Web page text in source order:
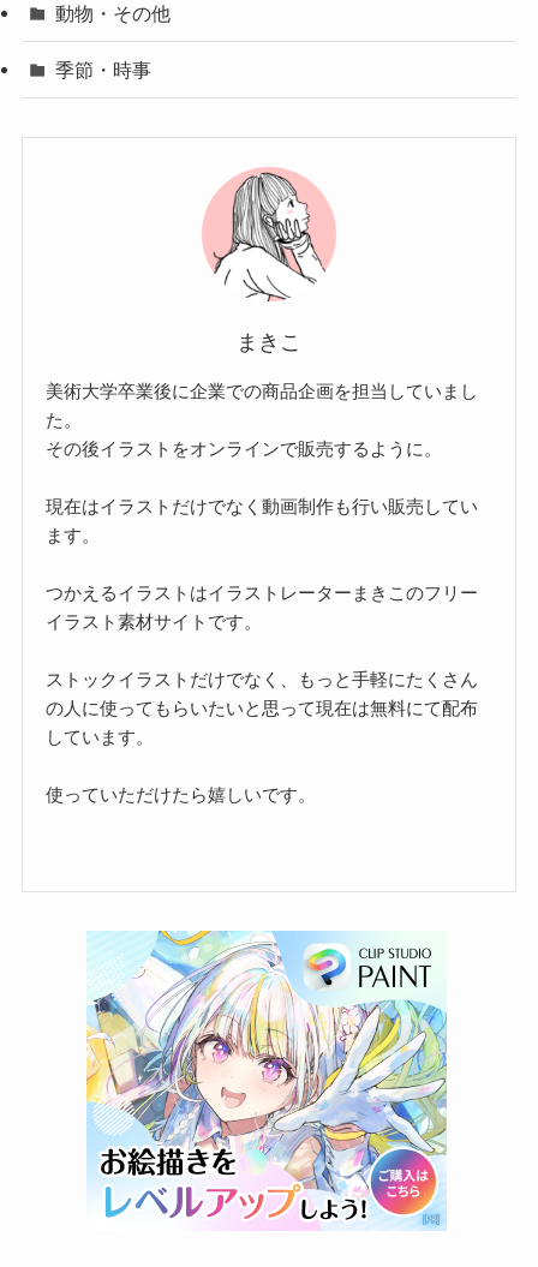
動物・その他
季節・時事
まきこ
美術大学卒業後に企業での商品企画を担当していまし
た。
その後イラストをオンラインで販売するように。
現在はイラストだけでなく動画制作も行い販売してい
ます。
つかえるイラストはイラストレーターまきこのフリー
イラスト素材サイトです。
ストックイラストだけでなく、もっと手軽にたくさん
の人に使ってもらいたいと思って現在は無料にて配布
しています。
使っていただけたら嬉しいです。